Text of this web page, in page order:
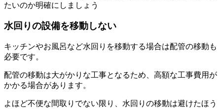
たいのか明確にしましょう
水回りの設備を移動しない
キッチンやお風呂など水回りを移動する場合は配管の移動も
必要です。
配管の移動は大がかりな工事となるため、高額な工事費用が
かかる場合があります。
よほど不便な間取りでない限り、水回りの移動は避けたほう